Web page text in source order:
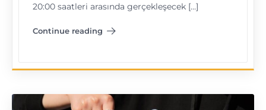
20:00 saatleri arasında gerçekleşecek […]
Continue reading
"Zeytinyağı Festivali"